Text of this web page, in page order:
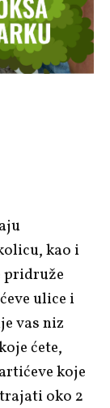
kao i
pridruže
ulice i
vas niz
ćete,
koje
oko 2